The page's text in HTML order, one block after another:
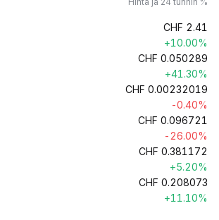
CHF 2.41
+10.00%
CHF 0.050289
+41.30%
CHF 0.00232019
-0.40%
CHF 0.096721
-26.00%
CHF 0.381172
+5.20%
CHF 0.208073
+11.10%